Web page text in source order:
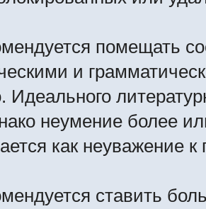
помещать
и
неумение более
как неуважение
ставить